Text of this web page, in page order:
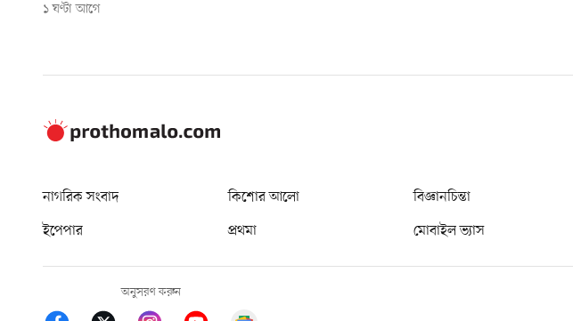
১ ঘণ্টা আগে
নাগরিক সংবাদ কিশোর আলো বিজ্ঞানচিন্তা
ইপেপার
প্রথমা মোবাইল ভ্যাস
অনুসরণ করুন